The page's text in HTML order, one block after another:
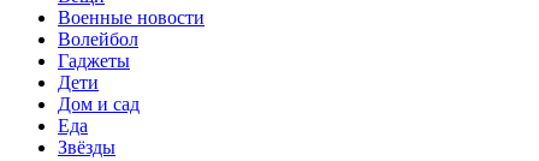
Военные новости
Волейбол
Гаджеты
Дети
Дом и сад
Еда
Звёзды